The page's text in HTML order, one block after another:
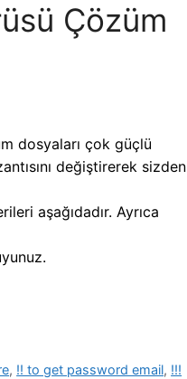
Çözüm
dosyaları çok güçlü
değiştirerek sizden
aşağıdadır. Ayrıca
, !! to get password email, !!!